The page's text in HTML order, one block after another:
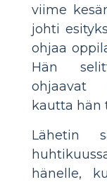
viime
johti
ohjaa
Hän
ohjaavat
kautta hän
Lähetin
hänelle,